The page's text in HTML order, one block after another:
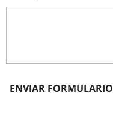
ENVIAR FORMULARIO